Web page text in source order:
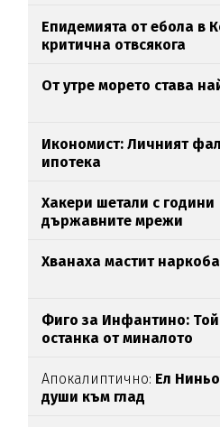
Епидемията от ебола в
критична отвсякога
От утре морето става
Икономист: Личният
ипотека
Хакери шетали с години
държавните мрежи
Хванаха мастит
Фиго за Инфантино:
останка от миналото
Апокалиптично: Ел
души към глад